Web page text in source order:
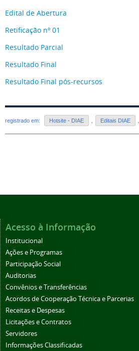
Edital de Abertura
Retificação nº 01
Resultado Parcial
Resultado Final
Resultado Final pós-recursos
registrado em: Hotsite - DIAE Editais DIAE
Acesso à Informação
Institucional
Ações e Programas
Participação Social
Auditorias
Convênios e Transferências
Acordos de Cooperação Técnica e Parcerias
Receitas e Despesas
Licitações e Contratos
Servidores
Informações Classificadas